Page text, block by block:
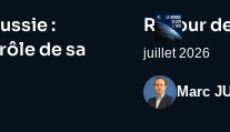
:
de sa
Logo
Image
principale
Retour
juillet 2026
PhotoMarc